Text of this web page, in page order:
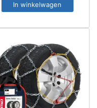
In winkelwagen